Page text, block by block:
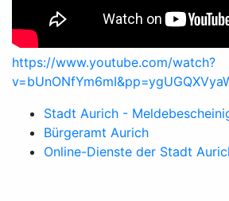
https://www.youtube.com/watch?
Stadt Aurich -
Bürgeramt Aurich
Online-Dienste der Stadt